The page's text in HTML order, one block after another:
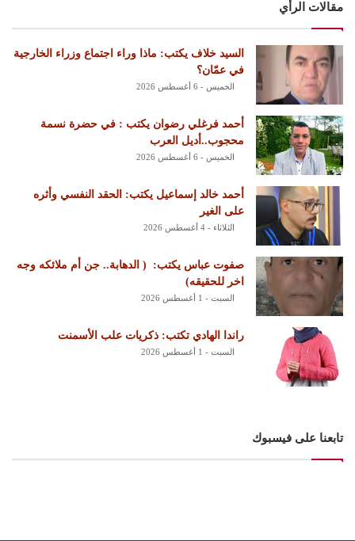
مقالات الرأي
السيد خلاف يكتب: ماذا وراء اجتماع وزراء الخارجية
في عمّان؟
الخميس - 6 أغسطس 2026
أحمد فرغلي رضوان يكتب : في حضرة نسمة
محجوب..أديل العرب
الخميس - 6 أغسطس 2026
أحمد خالد إسماعيل يكتب: الحقد النفسي وأثره
على الغير
الثلاثاء - 4 أغسطس 2026
‏صفوت عباس يكتب: ‏ ‏( الدهابة.. جن أم ملائكه وجه
اخر للحقيقه)
السبت - 1 أغسطس 2026
راندا الهادي تكتب: ذكريات علب الأسمنت
السبت - 1 أغسطس 2026
تابعنا على فيسبوك